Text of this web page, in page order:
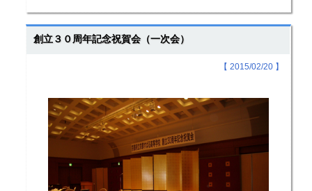
創立３０周年記念祝賀会（一次会）
【 2015/02/20 】